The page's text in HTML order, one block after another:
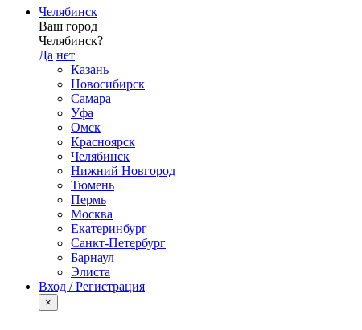
Челябинск
Ваш город
Челябинск?
Да нет
Казань
Новосибирск
Самара
Уфа
Омск
Красноярск
Челябинск
Нижний Новгород
Тюмень
Пермь
Москва
Екатеринбург
Санкт-Петербург
Барнаул
Элиста
Вход / Регистрация
×